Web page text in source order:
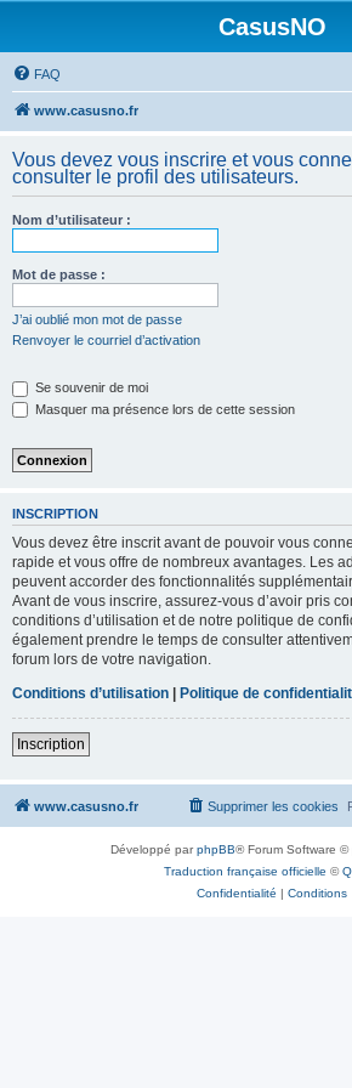
CasusNO
FAQ
www.casusno.fr
Vous devez vous inscrire et vous
consulter le profil des utilisateurs.
Nom d’utilisateur :
Mot de passe :
J’ai oublié mon mot de passe
Renvoyer le courriel d’activation
Se souvenir de moi
Masquer ma présence lors de cette session
INSCRIPTION
Vous devez être inscrit avant de pouvoir vous
rapide et vous offre de nombreux avantages. Les
peuvent accorder des fonctionnalités
Avant de vous inscrire, assurez-vous d’avoir pris
conditions d’utilisation et de notre politique de
également prendre le temps de consulter
forum lors de votre navigation.
Conditions d’utilisation | Politique de
Inscription
www.casusno.fr Supprimer les cookies
Développé parphpBB® Forum Software ©
Traduction française officielle ©
Confidentialité | Conditions